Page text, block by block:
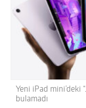
Yeni iPad mini’deki
bulamadı